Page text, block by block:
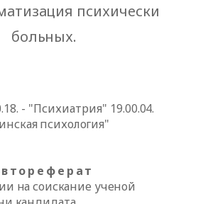
психически
больных.
- "Психиатрия" 19.00.04.
психология"
на соискание ученой